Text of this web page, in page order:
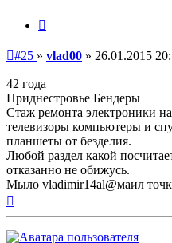
Непрочитанное
#25 » vlad00 » 26.01.2015
42 года
Приднестровье Бендеры
Стаж ремонта электроники
телевизоры компьютеры и
планшеты от безделия.
Любой раздел какой
отказанно не обижусь.
Мыло vladimir14al@маил